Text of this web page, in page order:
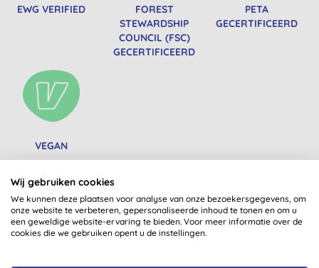
EWG VERIFIED
FOREST
STEWARDSHIP
COUNCIL (FSC)
GECERTIFICEERD
PETA
GECERTIFICEERD
VEGAN
Misschien ook iets voor jou
Wij gebruiken cookies
We kunnen deze plaatsen voor analyse van onze bezoekersgegevens, om
onze website te verbeteren, gepersonaliseerde inhoud te tonen en om u
een geweldige website-ervaring te bieden. Voor meer informatie over de
cookies die we gebruiken opent u de instellingen.